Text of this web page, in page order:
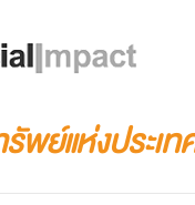
ย์แห่งประเท